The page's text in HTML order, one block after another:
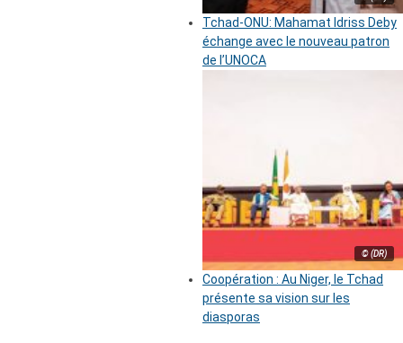
Tchad-ONU: Mahamat Idriss Deby
échange avec le nouveau patron
de l’UNOCA
© (DR)
Coopération : Au Niger, le Tchad
présente sa vision sur les
diasporas